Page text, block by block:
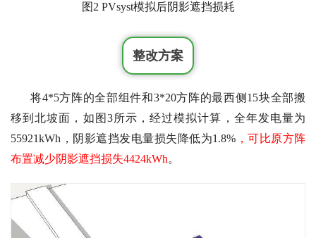
图2 PVsyst模拟后阴影遮挡损耗
整改方案
将4*5方阵的全部组件和3*20方阵的最西侧15块全部搬
移到北坡面，如图3所示，经过模拟计算，全年发电量为
55921kWh ，阴影遮挡发电量损失降低为1.8% ，可比原方阵
布置减少阴影遮挡损失4424kWh。